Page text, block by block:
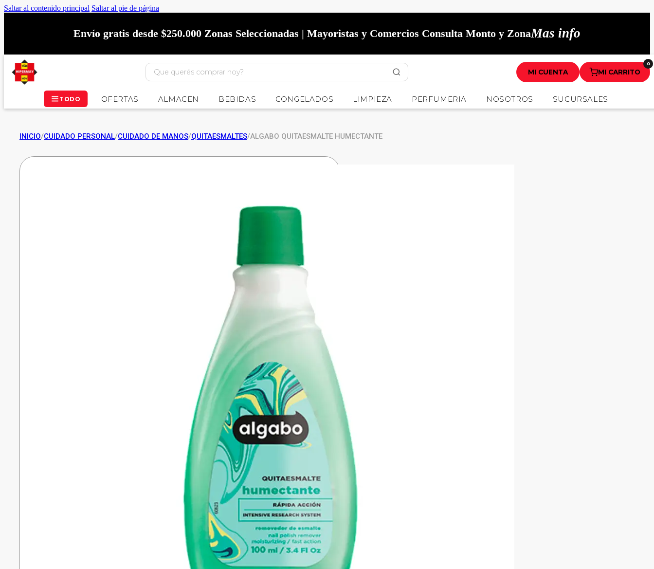
Saltar al contenido principal Saltar al pie de página
Envío gratis desde $250.000 Zonas Seleccionadas | Mayoristas y Comercios Consulta Monto y ZonaMas info
MI CUENTA MI CARRITO
0
TODO OFERTAS ALMACEN BEBIDAS CONGELADOS LIMPIEZA PERFUMERIA NOSOTROS SUCURSALES
INICIO/CUIDADO PERSONAL/CUIDADO DE MANOS/QUITAESMALTES/ALGABO QUITAESMALTE HUMECTANTE